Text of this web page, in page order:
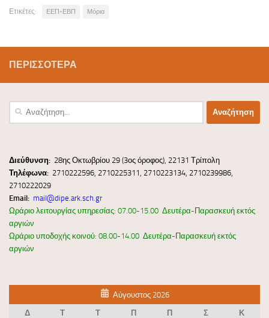
Ετικέτες: ΕΕΠ-ΕΒΠ Μόρια
ΠΕΡΙΣΣΌΤΕΡΑ
Αναζήτηση
Διεύθυνση: 28ης Οκτωβρίου 29 (3ος όροφος), 22131 Τρίπολη
Τηλέφωνα: 2710222596, 2710225311, 2710223134, 2710239986,
2710222029
Email: mail@dipe.ark.sch.gr
Ωράριο λειτουργίας υπηρεσίας: 07.00-15.00 Δευτέρα-Παρασκευή εκτός
αργιών
Ωράριο υποδοχής κοινού: 08.00-14.00 Δευτέρα-Παρασκευή εκτός
αργιών
Αύγουστος 2026
Δ
Τ Τ Π Π Σ
Κ